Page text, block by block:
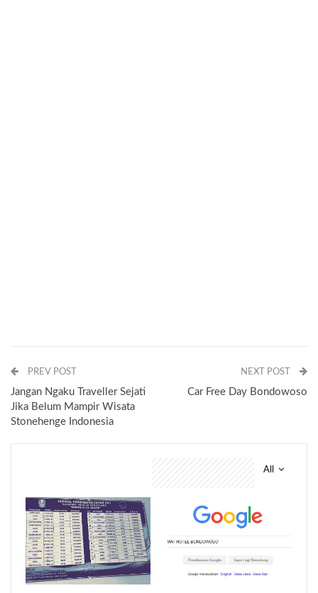
PREV POST
Jangan Ngaku Traveller Sejati
Jika Belum Mampir Wisata
Stonehenge Indonesia
NEXT POST
Car Free Day Bondowoso
All